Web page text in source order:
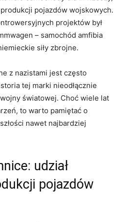
produkcji pojazdów wojskowych.‌
projektów był
–⁣ samochód amfibia
siły zbrojne.
⁤z nazistami jest często
tej ‌marki nieodłącznie‌
⁤światowej. Choć wiele ​lat
‍to warto pamiętać o
nawet⁢ najbardziej⁢
udział
pojazdów